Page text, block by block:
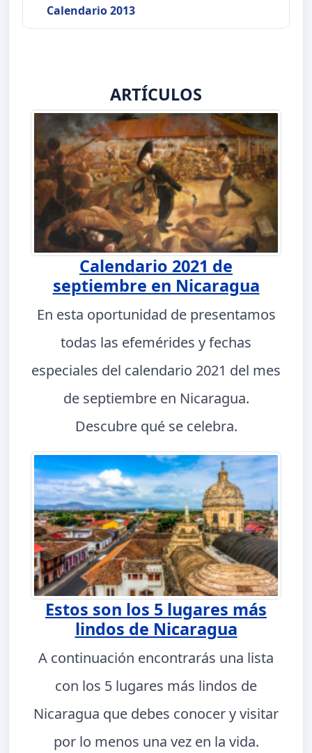
Calendario 2013
ARTÍCULOS
Calendario 2021 de
septiembre en Nicaragua
En esta oportunidad de presentamos
todas las efemérides y fechas
especiales del calendario 2021 del mes
de septiembre en Nicaragua.
Descubre qué se celebra.
Estos son los 5 lugares más
lindos de Nicaragua
A continuación encontrarás una lista
con los 5 lugares más lindos de
Nicaragua que debes conocer y visitar
por lo menos una vez en la vida.